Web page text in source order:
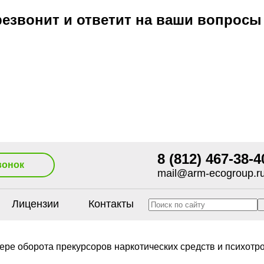
и ответит на ваши вопросы
8 (812) 467-38-
mail@arm-
Лицензии Контакты
оборота прекурсоров наркотических средств и